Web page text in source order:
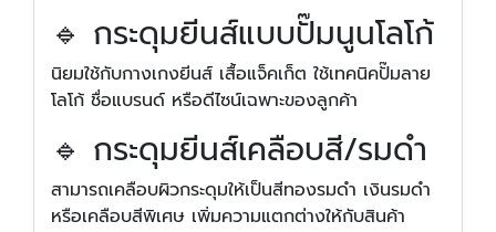
🔹 กระดุมยีนส์แบบปั๊มนูนโลโก้
นิยมใช้กับกางเกงยีนส์ เสื้อแจ็คเก็ต ใช้เทคนิคปั๊มลาย
โลโก้ ชื่อแบรนด์ หรือดีไซน์เฉพาะของลูกค้า
🔹 กระดุมยีนส์เคลือบสี/รมดำ
สามารถเคลือบผิวกระดุมให้เป็นสีทองรมดำ เงินรมดำ
หรือเคลือบสีพิเศษ เพิ่มความแตกต่างให้กับสินค้า